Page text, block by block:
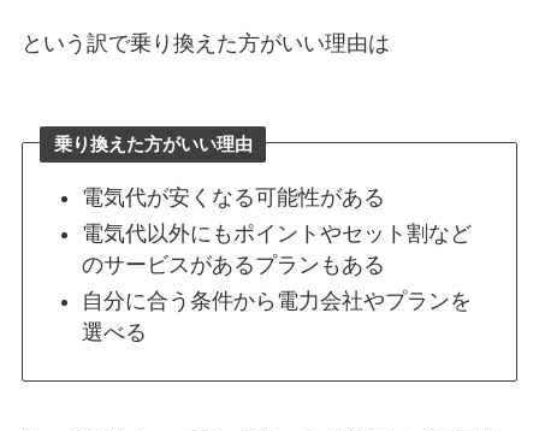
という訳で乗り換えた方がいい理由は
乗り換えた方がいい理由
電気代が安くなる可能性がある
電気代以外にもポイントやセット割など
のサービスがあるプランもある
自分に合う条件から電力会社やプランを
選べる